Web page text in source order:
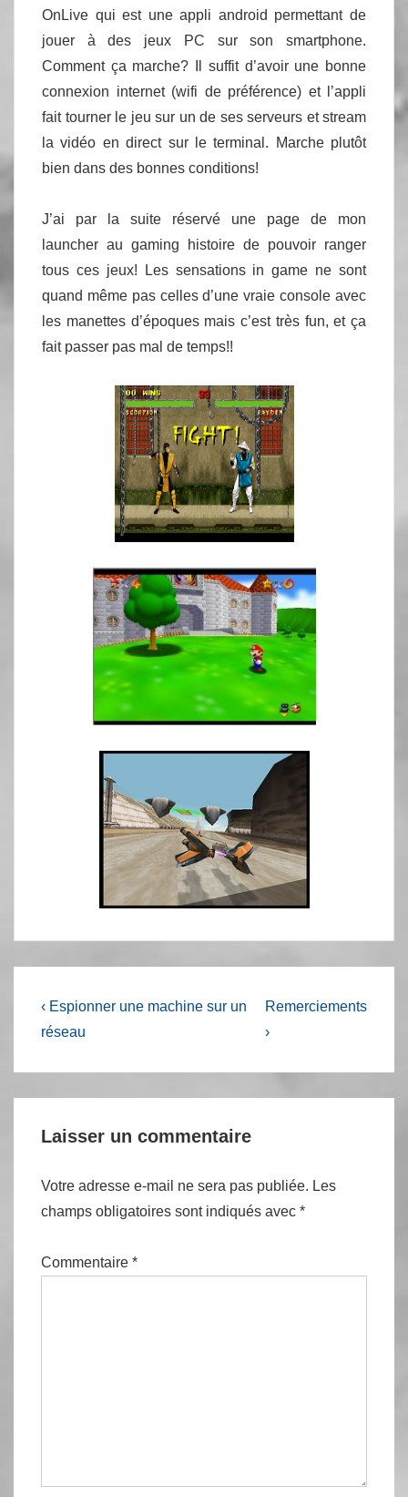
OnLive qui est une appli android permettant de
jouer à des jeux PC sur son smartphone.
Comment ça marche? Il suffit d’avoir une bonne
connexion internet (wifi de préférence) et l’appli
fait tourner le jeu sur un de ses serveurs et stream
la vidéo en direct sur le terminal. Marche plutôt
bien dans des bonnes conditions!
J’ai par la suite réservé une page de mon
launcher au gaming histoire de pouvoir ranger
tous ces jeux! Les sensations in game ne sont
quand même pas celles d’une vraie console avec
les manettes d’époques mais c’est très fun, et ça
fait passer pas mal de temps!!
Navigation
de
l’article
Previous
Post
‹ Espionner une machine sur un
réseau
Next
Post
Remerciements
›
Laisser un commentaire
Votre adresse e-mail ne sera pas publiée. Les
champs obligatoires sont indiqués avec *
Commentaire *